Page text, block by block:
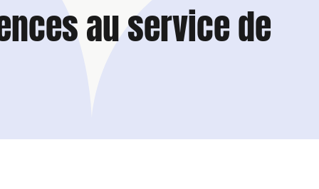
au service de